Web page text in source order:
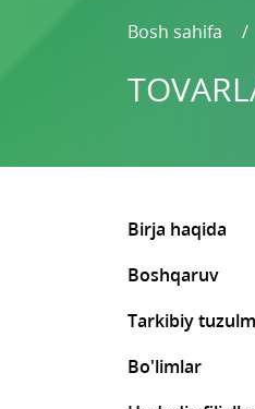
Bosh sahifa
Birja haqida
Boshqaruv
Tarkibiy
Bo'limlar